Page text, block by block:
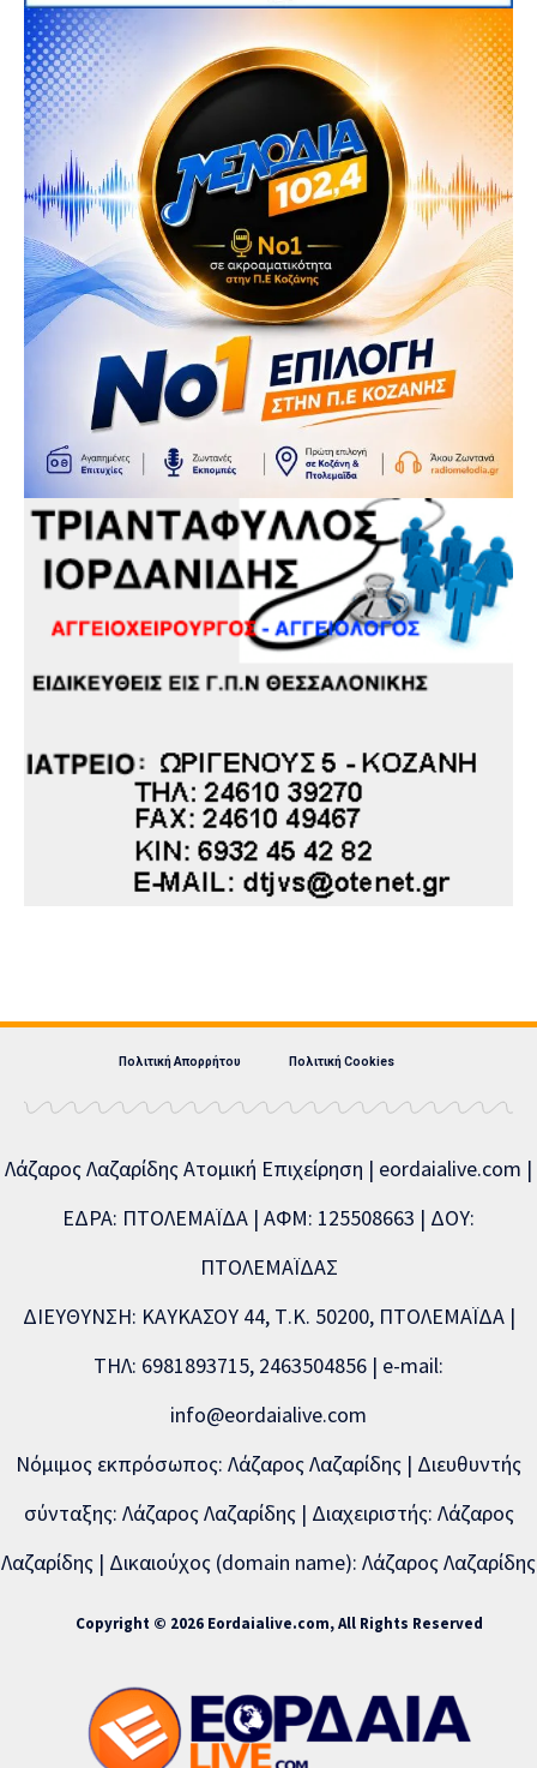
Πολιτική Απορρήτου Πολιτική Cookies
Λάζαρος Λαζαρίδης Ατομική Επιχείρηση | eordaialive.com |
ΕΔΡΑ: ΠΤΟΛΕΜΑΪΔΑ | ΑΦΜ: 125508663 | ΔΟΥ:
ΠΤΟΛΕΜΑΪΔΑΣ
ΔΙΕΥΘΥΝΣΗ: ΚΑΥΚΑΣΟΥ 44, Τ.Κ. 50200, ΠΤΟΛΕΜΑΪΔΑ |
ΤΗΛ: 6981893715, 2463504856 | e-mail:
info@eordaialive.com
Νόμιμος εκπρόσωπος: Λάζαρος Λαζαρίδης | Διευθυντής
σύνταξης: Λάζαρος Λαζαρίδης | Διαχειριστής: Λάζαρος
Λαζαρίδης | Δικαιούχος (domain name): Λάζαρος Λαζαρίδης
Copyright © 2026 Eordaialive.com, All Rights Reserved